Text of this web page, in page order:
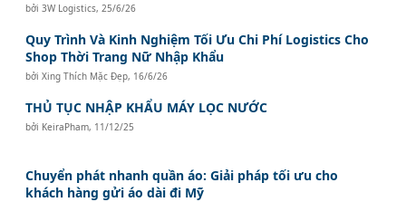
bởi3W Logistics, 25/6/26
Quy Trình Và Kinh Nghiệm Tối Ưu Chi Phí Logistics Cho
Shop Thời Trang Nữ Nhập Khẩu
bởiXing Thích Mặc Đẹp, 16/6/26
THỦ TỤC NHẬP KHẨU MÁY LỌC NƯỚC
bởi KeiraPham, 11/12/25
Chuyển phát nhanh quần áo: Giải pháp tối ưu cho
khách hàng gửi áo dài đi Mỹ